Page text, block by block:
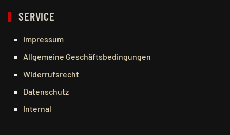
SERVICE
Impressum
Allgemeine Geschäftsbedingungen
Widerrufsrecht
Datenschutz
Internal